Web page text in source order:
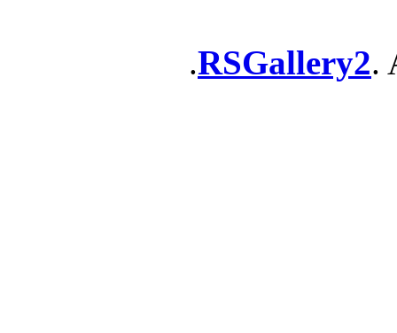
RSGallery2.